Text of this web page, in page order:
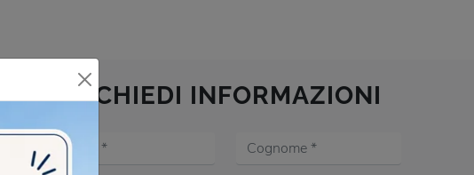
RICHIEDI INFORMAZIONI